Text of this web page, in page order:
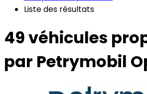
Liste des résultats
49 véhicules
par Petrymobil